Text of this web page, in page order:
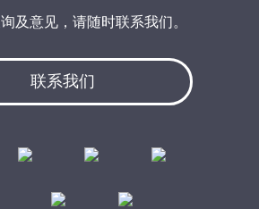
联系我们
及意见，请随时联系我们。